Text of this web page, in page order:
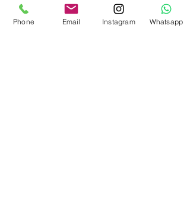
Phone Email Instagram Whatsapp